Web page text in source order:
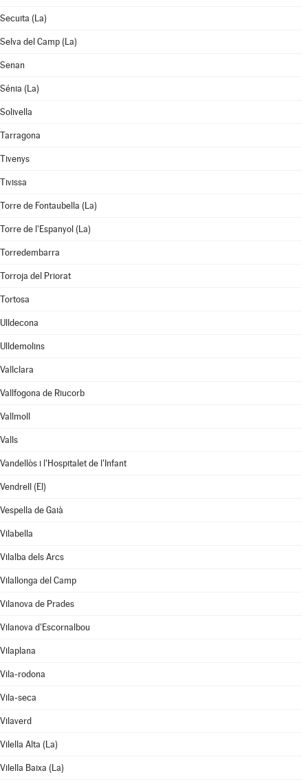
Secuita (La)
Selva del Camp (La)
Senan
Sénia (La)
Solivella
Tarragona
Tivenys
Tivissa
Torre de Fontaubella (La)
Torre de l'Espanyol (La)
Torredembarra
Torroja del Priorat
Tortosa
Ulldecona
Ulldemolins
Vallclara
Vallfogona de Riucorb
Vallmoll
Valls
Vandellòs i l'Hospitalet de l'Infant
Vendrell (El)
Vespella de Gaià
Vilabella
Vilalba dels Arcs
Vilallonga del Camp
Vilanova de Prades
Vilanova d'Escornalbou
Vilaplana
Vila-rodona
Vila-seca
Vilaverd
Vilella Alta (La)
Vilella Baixa (La)